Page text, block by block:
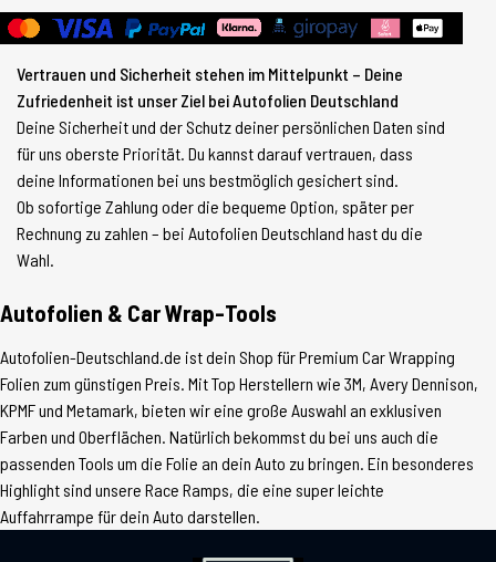
Vertrauen und Sicherheit stehen im Mittelpunkt – Deine
Zufriedenheit ist unser Ziel bei Autofolien Deutschland
Deine Sicherheit und der Schutz deiner persönlichen Daten sind
für uns oberste Priorität. Du kannst darauf vertrauen, dass
deine Informationen bei uns bestmöglich gesichert sind.
Ob sofortige Zahlung oder die bequeme Option, später per
Rechnung zu zahlen – bei Autofolien Deutschland hast du die
Wahl.
Autofolien & Car Wrap-Tools
Autofolien-Deutschland.de ist dein Shop für Premium Car Wrapping
Folien zum günstigen Preis. Mit Top Herstellern wie 3M, Avery Dennison,
KPMF und Metamark, bieten wir eine große Auswahl an exklusiven
Farben und Oberflächen. Natürlich bekommst du bei uns auch die
passenden Tools um die Folie an dein Auto zu bringen. Ein besonderes
Highlight sind unsere Race Ramps, die eine super leichte
Auffahrrampe für dein Auto darstellen.